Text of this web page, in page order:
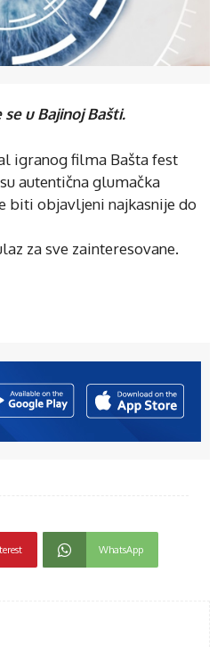
u Bajinoj Bašti.
igranog filma Bašta fest
autentična glumačka
biti objavljeni najkasnije do
za sve zainteresovane.
WhatsApp